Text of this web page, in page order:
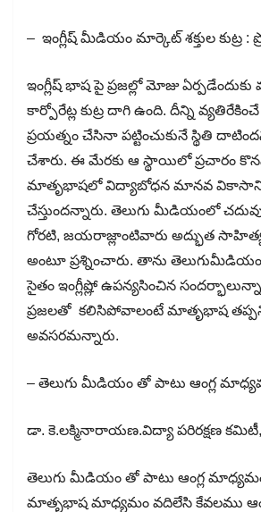
– ఇంగ్లీష్ మీడియం మార్కెట్ శక్తుల కుట్ర
ఇంగ్లీష్ భాష పై ప్రజల్లో మోజు ఏర్పడేందుకు
కార్పోరేట్ల కుట్ర దాగి ఉంది. దీన్ని
ప్రయత్నం చేసినా పట్టించుకునే స్థితి
చేశారు. ఈ మేరకు ఆ స్థాయిలో ప్రచారం
మాతృభాషలో విద్యాబోధన మానవ
చేస్తుందన్నారు. తెలుగు మీడియంలో
గోరటి, జయరాజ్లాంటివారు అద్భుత
అంటూ ప్రశ్నించారు. తాను
సైతం ఇంగ్లీష్లో ఉపన్యసించిన
ప్రజలతో కలిసిపోవాలంటే మాతృభాష
అవసరమన్నారు.
– తెలుగు మీడియం తో పాటు ఆంగ్ల
డా. కె.లక్మినారాయణ.విద్యా పరిరక్షణ
తెలుగు మీడియం తో పాటు ఆంగ్ల
మాతృభాష మాధ్యమం వదిలేసి కేవలము